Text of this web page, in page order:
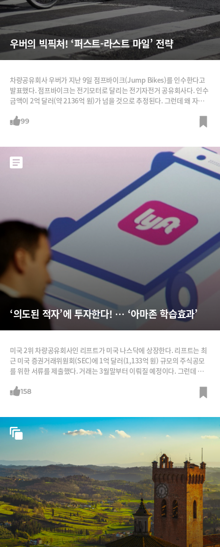
우버의 빅픽처! ‘퍼스트-라스트 마일’ 전략
차량공유회사 우버가 지난 9일 점프바이크(Jump Bikes)를 인수한다고
발표했다. 점프바이크는 전기모터로 달리는 전기자전거 공유회사다. 인수
금액이 2억 달러(약 2136억 원)가 넘을 것으로 추정된다. 그런데 왜 자동
는 판단이다. 우버는 지난 2월 한 달간 샌프란시스코에서 우버 앱에서 점프
99
‘의도된 적자’에 투자한다! … ‘아마존 학습효과’
미국 2위 차량공유회사인 리프트가 미국 나스닥에 상장한다. 리프트는 최
근 미국 증권거래위원회(SEC)에 1억 달러(1,133억 원) 규모의 주식공모
를 위한 서류를 제출했다. 거래는 3월말부터 이뤄질 예정이다. 그런데 하나
다. 예상을 뛰어넘는 적자행진이다. 운행 당 손실은 2018년 4분기 기준 1.
158